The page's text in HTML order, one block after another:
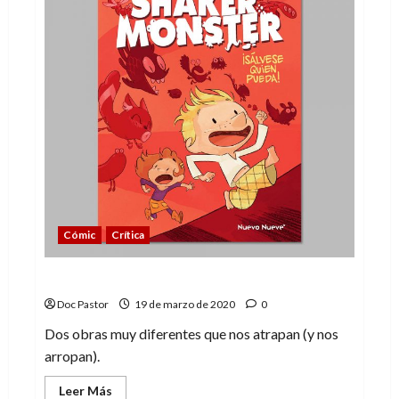
han
vuelto
Cómic Crítica
Doc Pastor 19 de marzo de 2020 0
Dos obras muy diferentes que nos atrapan (y nos
arropan).
Leer Más